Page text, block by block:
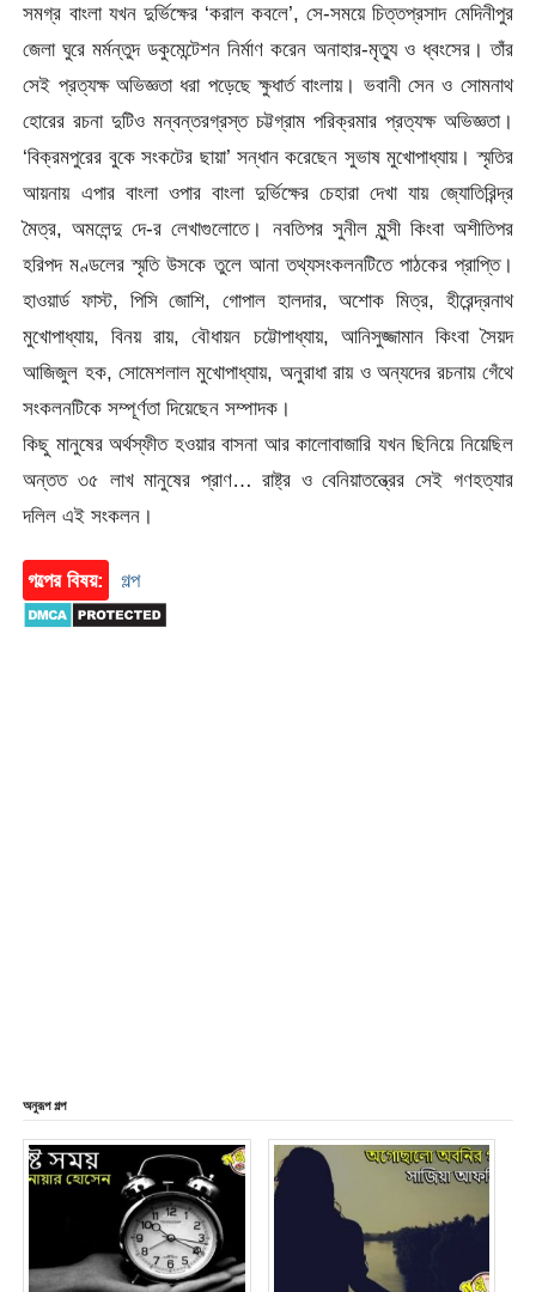
সমগ্র বাংলা যখন দুর্ভিক্ষের ‘করাল কবলে’, সে-সময়ে চিত্তপ্রসাদ মেদিনীপুর
জেলা ঘুরে মর্মন্তুদ ডকুমেন্টেশন নির্মাণ করেন অনাহার-মৃত্যু ও ধ্বংসের। তাঁর
সেই প্রত্যক্ষ অভিজ্ঞতা ধরা পড়েছে ক্ষুধার্ত বাংলায়। ভবানী সেন ও সোমনাথ
হোরের রচনা দুটিও মন্বন্তরগ্রস্ত চট্টগ্রাম পরিক্রমার প্রত্যক্ষ অভিজ্ঞতা।
‘বিক্রমপুরের বুকে সংকটের ছায়া’ সন্ধান করেছেন সুভাষ মুখোপাধ্যায়। স্মৃতির
আয়নায় এপার বাংলা ওপার বাংলা দুর্ভিক্ষের চেহারা দেখা যায় জ্যোতিরিন্দ্র
মৈত্র, অমলেন্দু দে-র লেখাগুলোতে। নবতিপর সুনীল মুন্সী কিংবা অশীতিপর
হরিপদ মণ্ডলের স্মৃতি উসকে তুলে আনা তথ্যসংকলনটিতে পাঠকের প্রাপ্তি।
হাওয়ার্ড ফাস্ট, পিসি জোশি, গোপাল হালদার, অশোক মিত্র, হীরেন্দ্রনাথ
মুখোপাধ্যায়, বিনয় রায়, বৌধায়ন চট্টোপাধ্যায়, আনিসুজ্জামান কিংবা সৈয়দ
আজিজুল হক, সোমেশলাল মুখোপাধ্যায়, অনুরাধা রায় ও অন্যদের রচনায় গেঁথে
সংকলনটিকে সম্পূর্ণতা দিয়েছেন সম্পাদক।
কিছু মানুষের অর্থস্ফীত হওয়ার বাসনা আর কালোবাজারি যখন ছিনিয়ে নিয়েছিল
অন্তত ৩৫ লাখ মানুষের প্রাণ… রাষ্ট্র ও বেনিয়াতন্ত্রের সেই গণহত্যার
দলিল এই সংকলন।
গল্পের বিষয়: গল্প
অনুরূপ গল্প